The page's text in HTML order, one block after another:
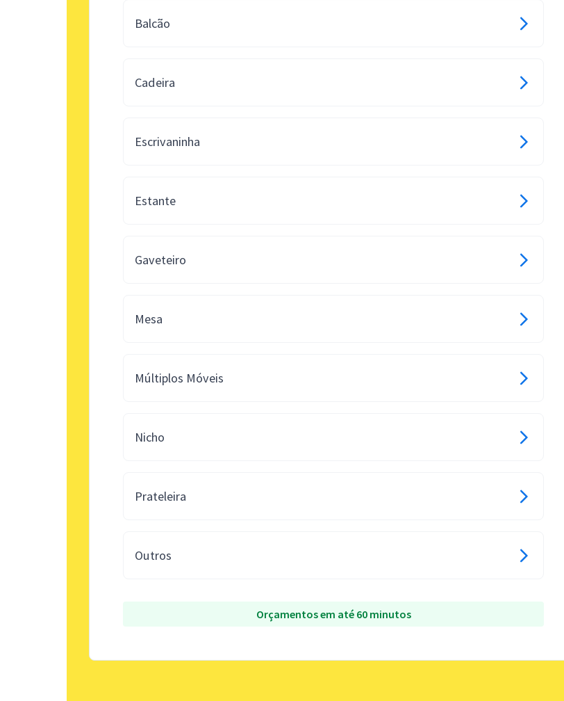
Balcão
Cadeira
Escrivaninha
Estante
Gaveteiro
Mesa
Múltiplos Móveis
Nicho
Prateleira
Outros
Orçamentos em até 60 minutos